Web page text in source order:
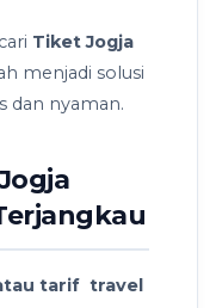
Tiket Jogja
menjadi solusi
dan nyaman.
tarif travel